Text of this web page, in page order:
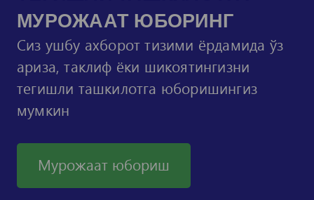
МУРОЖААТ ЮБОРИНГ
Сиз ушбу ахборот тизими ёрдамида ўз
ариза, таклиф ёки шикоятингизни
тегишли ташкилотга юборишингиз
мумкин
Мурожаат юбориш